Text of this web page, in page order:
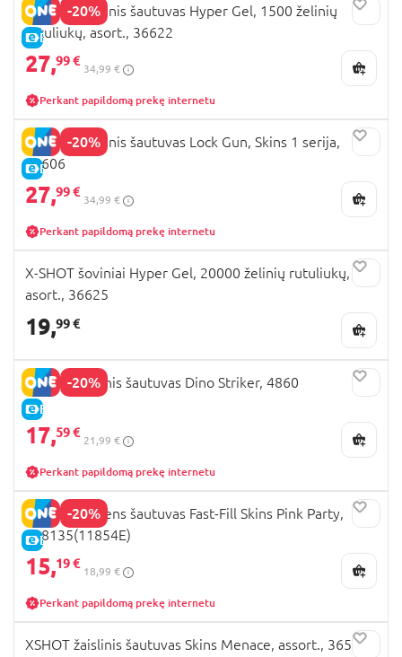
-20%
E-KAINA
X-SHOT žaislinis šautuvas Hyper Gel, 1500 želinių
rutuliukų, asort., 36622
27,99 €
34,99 €
Perkant papildomą prekę internetu
-20%
E-KAINA
X-SHOT žaislinis šautuvas Lock Gun, Skins 1 serija,
36606
27,99 €
34,99 €
Perkant papildomą prekę internetu
X-SHOT šoviniai Hyper Gel, 20000 želinių rutuliukų,
asort., 36625
19,99 €
-20%
E-KAINA
XSHOT žaislinis šautuvas Dino Striker, 4860
17,59 €
21,99 €
Perkant papildomą prekę internetu
-20%
E-KAINA
XSHOT vandens šautuvas Fast-Fill Skins Pink Party,
118135(11854E)
15,19 €
18,99 €
Perkant papildomą prekę internetu
XSHOT žaislinis šautuvas Skins Menace, assort., 36515